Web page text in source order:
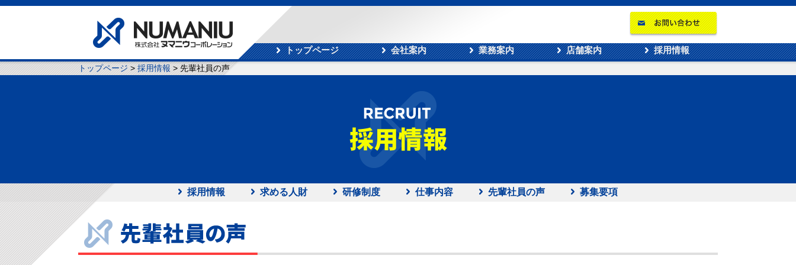
トップページ 会社案内 業務案内 店舗案内 採用情報
トップページ > 採用情報 > 先輩社員の声
採用情報 求める人財 研修制度 仕事内容 先輩社員の声 募集要項